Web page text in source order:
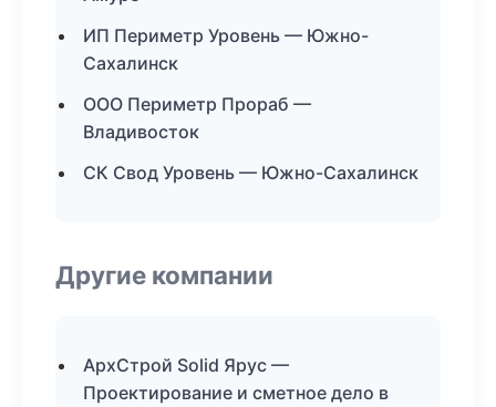
ИП Периметр Уровень — Южно-
Сахалинск
ООО Периметр Прораб —
Владивосток
СК Свод Уровень — Южно-Сахалинск
Другие компании
АрхСтрой Solid Ярус —
Проектирование и сметное дело в